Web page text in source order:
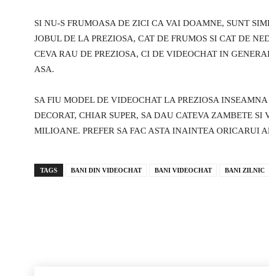
SI NU-S FRUMOASA DE ZICI CA VAI DOAMNE, SUNT
JOBUL DE LA PREZIOSA, CAT DE FRUMOS SI CAT DE
CEVA RAU DE PREZIOSA, CI DE VIDEOCHAT IN
ASA.
SA FIU MODEL DE VIDEOCHAT LA PREZIOSA
DECORAT, CHIAR SUPER, SA DAU CATEVA ZAMBETE
MILIOANE. PREFER SA FAC ASTA INAINTEA ORICARUI
TAGS BANI DIN VIDEOCHAT BANI VIDEOCHAT BANI ZILNIC